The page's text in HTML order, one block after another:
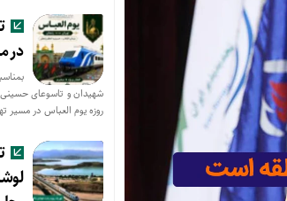
در
شهیدان و تاسوعای
روزه یوم العباس در مسیر